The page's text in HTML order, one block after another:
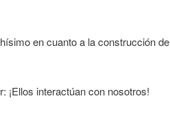
en cuanto a la construcción de
¡Ellos interactúan con nosotros!